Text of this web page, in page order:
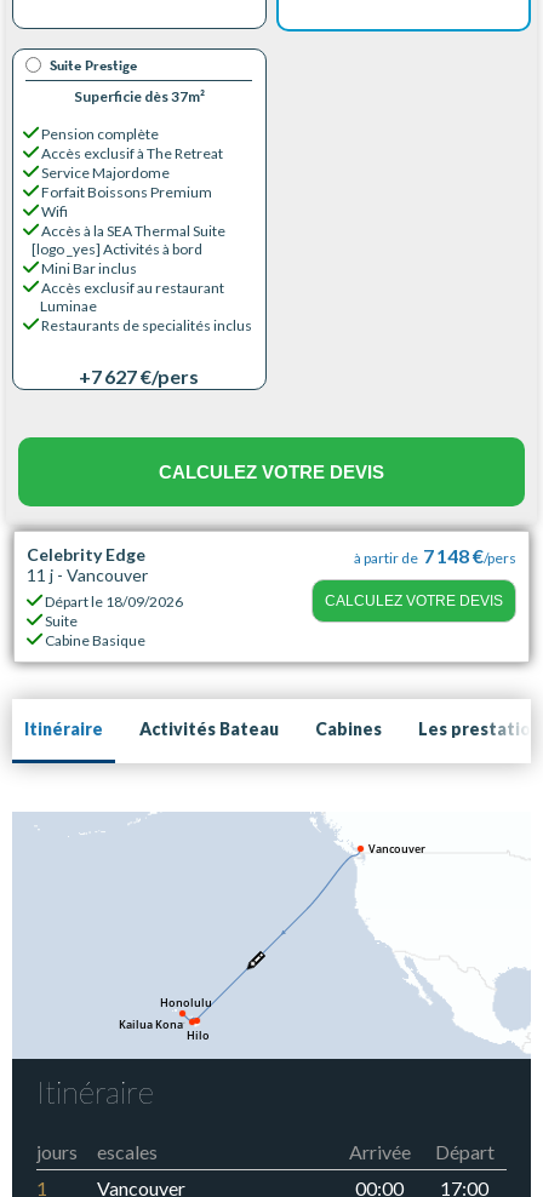
Suite Prestige
Superficie dès 37m²
Pension complète
Accès exclusif à The Retreat
Service Majordome
Forfait Boissons Premium
Wifi
Accès à la SEA Thermal Suite
[logo _yes] Activités à bord
Mini Bar inclus
Accès exclusif au restaurant
Luminae
Restaurants de specialités inclus
+7 627 €/pers
CALCULEZ VOTRE DEVIS
Celebrity Edge
11 j - Vancouver
Départ le 18/09/2026
Suite
Cabine Basique
à partir de 7 148 €/pers
CALCULEZ VOTRE DEVIS
Itinéraire Activités Bateau Cabines Les
Itinéraire
jours escales Arrivée
Départ
1
Vancouver 00:00 17:00